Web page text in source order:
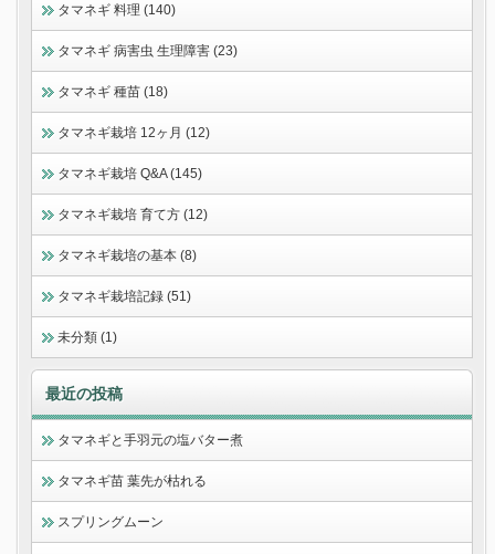
タマネギ 料理 (140)
タマネギ 病害虫 生理障害 (23)
タマネギ 種苗 (18)
タマネギ栽培 12ヶ月 (12)
タマネギ栽培 Q&A (145)
タマネギ栽培 育て方 (12)
タマネギ栽培の基本 (8)
タマネギ栽培記録 (51)
未分類 (1)
最近の投稿
タマネギと手羽元の塩バター煮
タマネギ苗 葉先が枯れる
スプリングムーン